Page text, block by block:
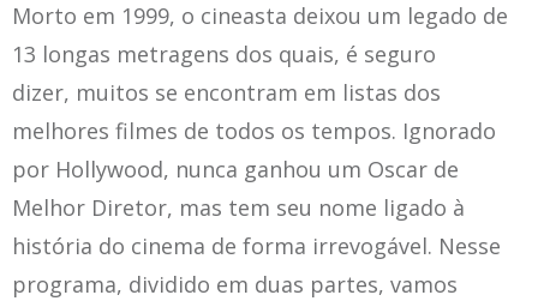
Morto em 1999, o cineasta deixou um legado de
13 longas metragens dos quais, é seguro
dizer, muitos se encontram em listas dos
melhores filmes de todos os tempos. Ignorado
por Hollywood, nunca ganhou um Oscar de
Melhor Diretor, mas tem seu nome ligado à
história do cinema de forma irrevogável. Nesse
programa, dividido em duas partes, vamos